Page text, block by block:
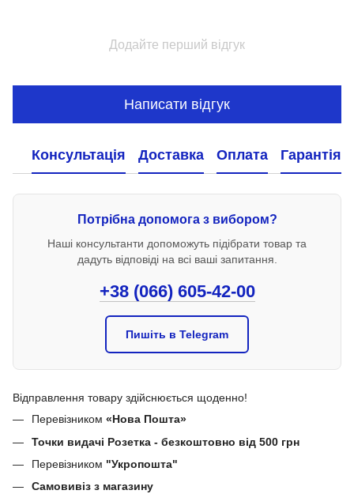
Додайте перший відгук
Написати відгук
Консультація Доставка Оплата Гарантія
Потрібна допомога з вибором?
Наші консультанти допоможуть підібрати товар та
дадуть відповіді на всі ваші запитання.
+38 (066) 605-42-00
Пишіть в Telegram
Відправлення товару здійснюється щоденно!
Перевізником «Нова Пошта»
Точки видачі Розетка - безкоштовно від 500 грн
Перевізником "Укропошта"
Самовивіз з магазину